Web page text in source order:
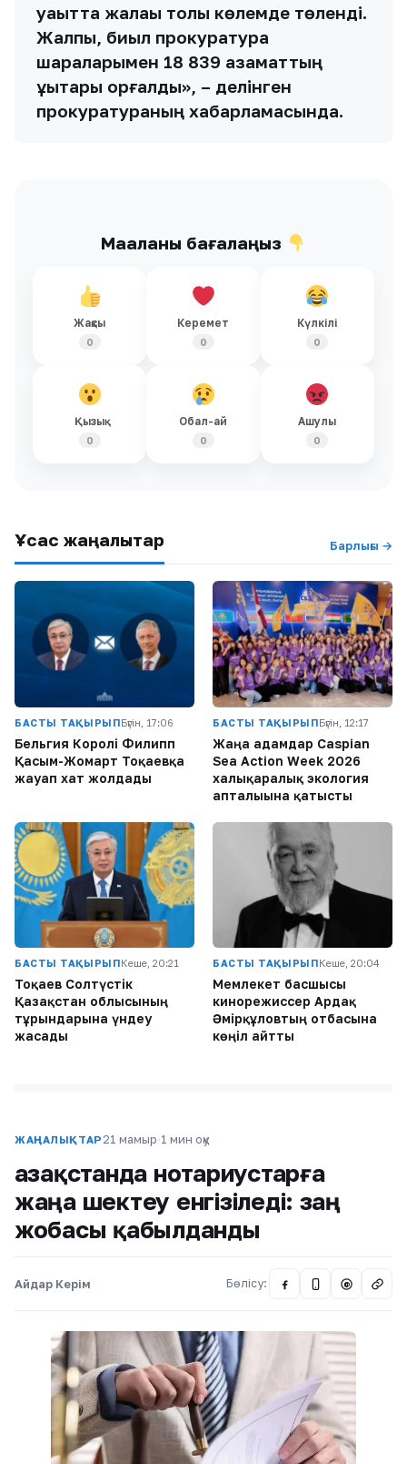
уақытта жалақы толық көлемде төленді.
Жалпы, биыл прокуратура
шараларымен 18 839 азаматтың
құқықтары қорғалды», – делінген
прокуратураның хабарламасында.
Мақаланы бағалаңыз
Жақсы
0
Керемет
0
Күлкілі
0
Қызық
0
Обал-ай
0
Ашулы
0
Ұқсас жаңалықтар Барлығы →
БАСТЫ ТАҚЫРЫПБүгін, 17:06
Бельгия Королі Филипп
Қасым-Жомарт Тоқаевқа
жауап хат жолдады
БАСТЫ ТАҚЫРЫПБүгін, 12:17
Жаңа адамдар Caspian
Sea Action Week 2026
халықаралық экология
апталығына қатысты
БАСТЫ ТАҚЫРЫПКеше, 20:21
Тоқаев Солтүстік
Қазақстан облысының
тұрғындарына үндеу
жасады
БАСТЫ ТАҚЫРЫПКеше, 20:04
Мемлекет басшысы
кинорежиссер Ардақ
Әмірқұловтың отбасына
көңіл айтты
ЖАҢАЛЫҚТАР 21 мамыр·1 мин оқу
Қазақстанда нотариустарға
жаңа шектеу енгізіледі: заң
жобасы қабылданды
Айдар Керім Бөлісу: @